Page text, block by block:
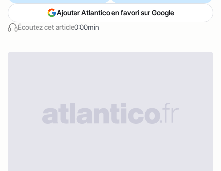
Écoutez cet article0:00min
Ajouter Atlantico en favori sur Google